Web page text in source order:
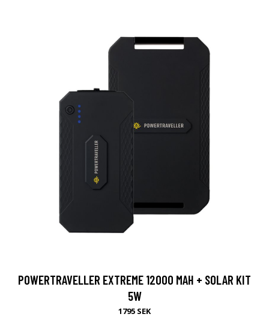
POWERTRAVELLER EXTREME 12000 MAH + SOLAR KIT
5W
1795 SEK